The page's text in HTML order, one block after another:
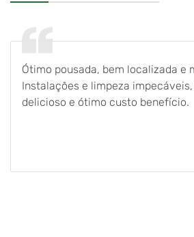
Ótimo pousada, bem localizada e
Instalações e limpeza
delicioso e ótimo custo benefício.